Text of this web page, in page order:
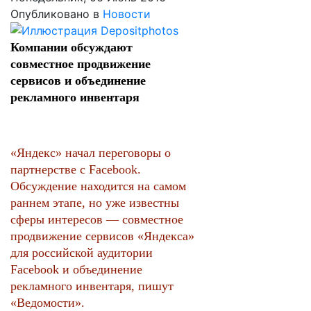
Опубликовано в Новости
Компании обсуждают
совместное продвижение
сервисов и объединение
рекламного инвентаря
«Яндекс» начал переговоры о
партнерстве с Facebook.
Обсуждение находится на самом
раннем этапе, но уже известны
сферы интересов — совместное
продвижение сервисов «Яндекса»
для российской аудитории
Facebook и объединение
рекламного инвентаря, пишут
«Ведомости».